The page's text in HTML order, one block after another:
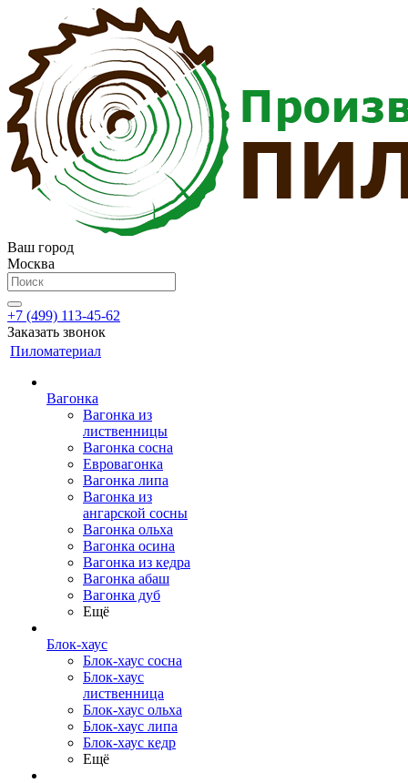
Ваш город
Москва
+7 (499) 113-45-62
Заказать звонок
Пиломатериал
Вагонка
Вагонка из
лиственницы
Вагонка сосна
Евровагонка
Вагонка липа
Вагонка из
ангарской сосны
Вагонка ольха
Вагонка осина
Вагонка из кедра
Вагонка абаш
Вагонка дуб
Ещё
Блок-хаус
Блок-хаус сосна
Блок-хаус
лиственница
Блок-хаус ольха
Блок-хаус липа
Блок-хаус кедр
Ещё